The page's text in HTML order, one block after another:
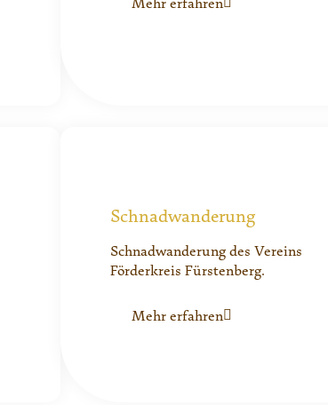
Schnadwanderung
Schnadwanderung des Vereins
Förderkreis Fürstenberg.
Mehr erfahren